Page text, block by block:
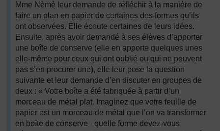
Mme Nèmè leur demande de réfléchir à la manière de
faire un plan en papier de certaines des formes qu’ils
ont observées. Elle écoute certaines de leurs idées.
Ensuite, après avoir demandé à ses élèves d’apporter
une boîte de conserve (elle en apporte quelques unes
elle-même pour ceux qui ont oublié ou qui ne peuvent
pas s’en procurer une), elle leur pose la question
suivante et leur demande d’en discuter en groupes de
deux : « Votre boîte a été fabriquée à partir d’un
morceau de métal plat. Imaginez que votre feuille de
papier est un morceau de métal que l’on va transformer
en boîte de conserve - quelle forme devez-vous